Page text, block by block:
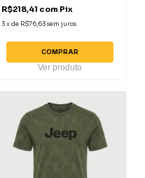
R$218,41 com Pix
3 xde R$76,63 sem juros
COMPRAR
Ver produto